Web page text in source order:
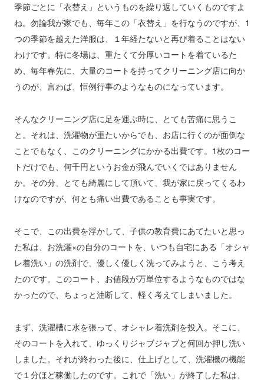
季節ごとに「衣替え」というものを繰り返していくものですよ
ね。勿論我が家でも、毎年この「衣替え」を行なうのですが、1
つの季節を越えた洋服は、１年経たないと再び着ることはない
わけです。特に冬場は、重たくて分厚いコートを着ているた
め、毎年春先に、大量のコートを持ってクリーニング店に向か
うのが、言わば、恒例行事のようなものになっています。
そんなクリーニング店に足を運ぶ時に、とても苦痛に思うこ
と。それは、洗濯物が重たいからでも、お店に行くのが面倒な
ことでもなく、このクリーニングにかかる出費です。1枚のコー
トだけでも、何千円というお金が飛んでいくではありません
か。その分、とても綺麗にして頂いて、我が家に戻ってくるわ
けなのですが、何とも痛い出費であることも事実です。
そこで、この出費を浮かして、子供の教育費にあてたいと思っ
た私は、お洗濯×の自分のコートを、いつも自宅にある「オシャ
レ着洗い」の洗剤で、優しく優しく洗ってみようと、こう考え
たのです。このコート、お値段が万単位するようなものではな
かったので、ちょっと油断して、軽く考えてしまいました。
まず、洗濯槽に水を張って、オシャレ着洗剤を投入。そこに、
そのコートを入れて、ゆっくりジャブジャブと何回か押し洗い
しました。それが終わった後に、仕上げとして、洗濯機の機能
で１分ほど稼働したのです。これで「洗い」が終了した私は、